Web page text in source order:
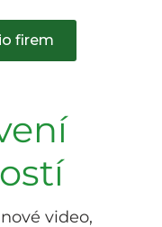
firem
video,